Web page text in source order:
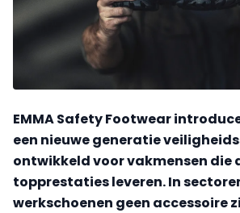
EMMA Safety Footwear
een nieuwe generatie
ontwikkeld voor vakmensen die
topprestaties leveren. In
werkschoenen geen accessoire